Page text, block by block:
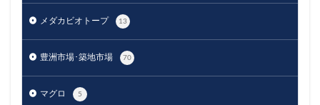
メダカビオトープ 13
豊洲市場･築地市場 70
マグロ 5